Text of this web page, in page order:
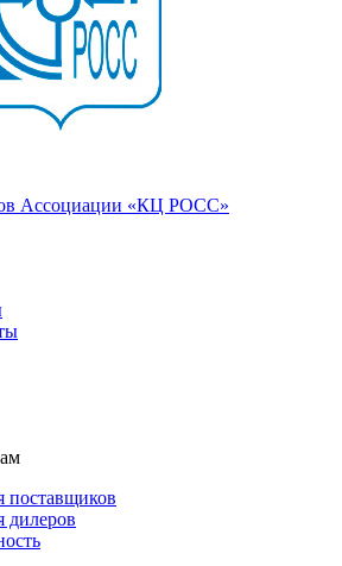
Ассоциации «КЦ РОСС»
поставщиков
дилеров